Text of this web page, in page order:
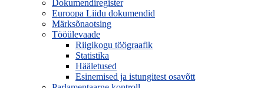
Dokumendiregister
Euroopa Liidu dokumendid
Märksõnaotsing
Tööülevaade
Riigikogu töögraafik
Statistika
Hääletused
Esinemised ja istungitest osavõtt